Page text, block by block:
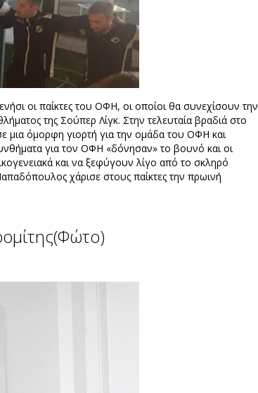
οι παίκτες του ΟΦΗ, οι οποίοι θα συνεχίσουν την
της Σούπερ Λίγκ. Στην τελευταία βραδιά στο
μια όμορφη γιορτή για την ομάδα του ΟΦΗ και
για τον ΟΦΗ «δόνησαν» το βουνό και οι
και να ξεφύγουν λίγο από το σκληρό
χάρισε στους παίκτες την πρωινή